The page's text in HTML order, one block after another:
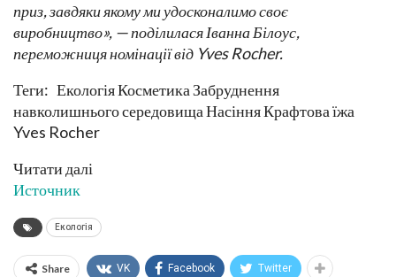
приз, завдяки якому ми удосконалимо своє
виробництво», — поділилася Іванна Білоус,
переможниця номінації від Yves Rocher.
Теги: Екологія Косметика Забруднення
навколишнього середовища Насіння Крафтова їжа
Yves Rocher
Читати далі
Источник
Екологія
Share VK Facebook Twitter